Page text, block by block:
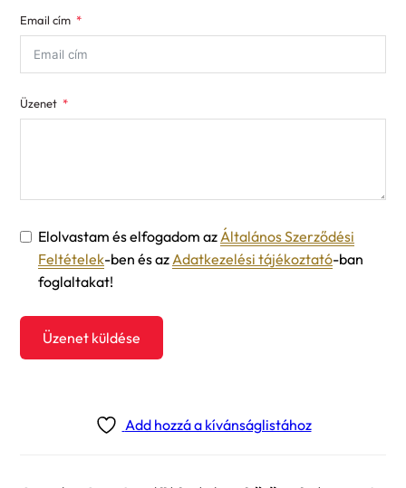
+1
Email cím
Üzenet
Elolvastam és elfogadom azÁltalános Szerződési
Feltételek-ben és azAdatkezelési tájékoztató-ban
foglaltakat!
Üzenet küldése
Add hozzá a kívánságlistához